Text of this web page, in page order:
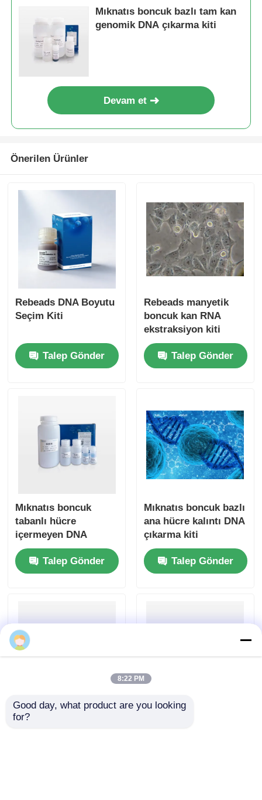
Mıknatıs boncuk bazlı tam kan
genomik DNA çıkarma kiti
Devam et
Önerilen Ürünler
Rebeads DNA Boyutu
Seçim Kiti
Talep Gönder
Rebeads manyetik
boncuk kan RNA
ekstraksiyon kiti
Talep Gönder
Mıknatıs boncuk
tabanlı hücre
içermeyen DNA
çıkarma kiti
Talep Gönder
Mıknatıs boncuk bazlı
ana hücre kalıntı DNA
çıkarma kiti
Talep Gönder
Manyetik Boncuk
Mag Beads Büyük
8:22 PM
Good day, what product are you looking
for?